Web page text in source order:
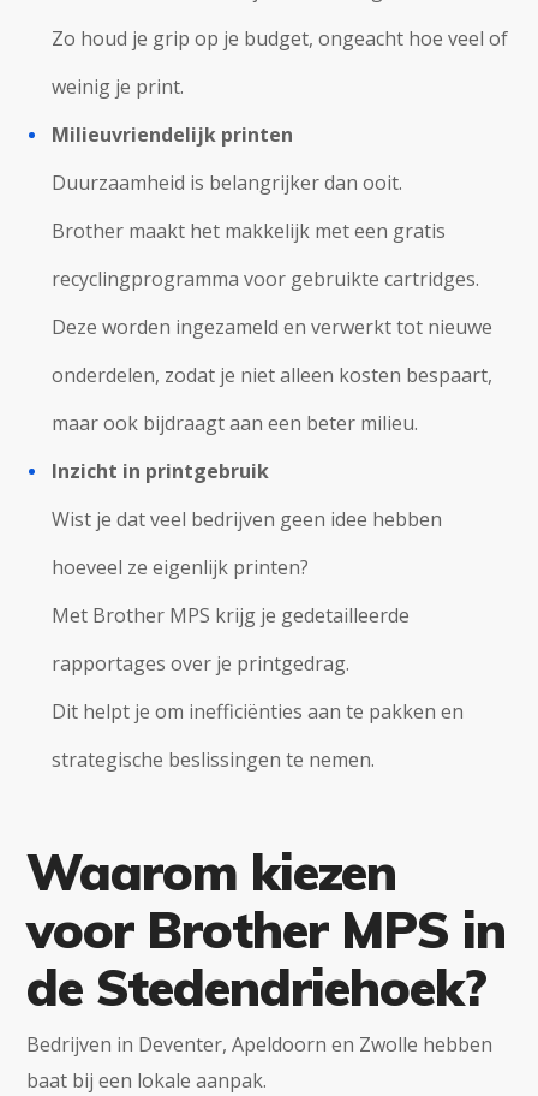
Zo houd je grip op je budget, ongeacht hoe veel of
weinig je print.
Milieuvriendelijk printen
Duurzaamheid is belangrijker dan ooit.
Brother maakt het makkelijk met een gratis
recyclingprogramma voor gebruikte cartridges.
Deze worden ingezameld en verwerkt tot nieuwe
onderdelen, zodat je niet alleen kosten bespaart,
maar ook bijdraagt aan een beter milieu.
Inzicht in printgebruik
Wist je dat veel bedrijven geen idee hebben
hoeveel ze eigenlijk printen?
Met Brother MPS krijg je gedetailleerde
rapportages over je printgedrag.
Dit helpt je om inefficiënties aan te pakken en
strategische beslissingen te nemen.
Waarom kiezen
voor Brother MPS in
de Stedendriehoek?
Bedrijven in Deventer, Apeldoorn en Zwolle hebben
baat bij een lokale aanpak.